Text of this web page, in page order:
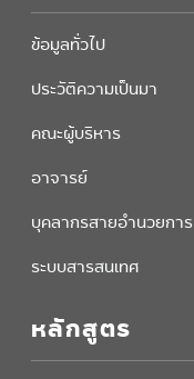
ข้อมูลทั่วไป
ประวัติความเป็นมา
คณะผู้บริหาร
อาจารย์
บุคลากรสายอำนวยการ
ระบบสารสนเทศ
หลักสูตร